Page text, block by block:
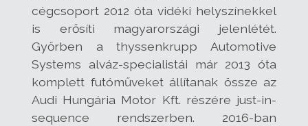
cégcsoport 2012 óta vidéki helyszínekkel
is erősíti magyarországi jelenlétét.
Győrben a thyssenkrupp Automotive
Systems alváz-specialistái már 2013 óta
komplett futóműveket állítanak össze az
Audi Hungária Motor Kft. részére just-in-
sequence rendszerben. 2016-ban